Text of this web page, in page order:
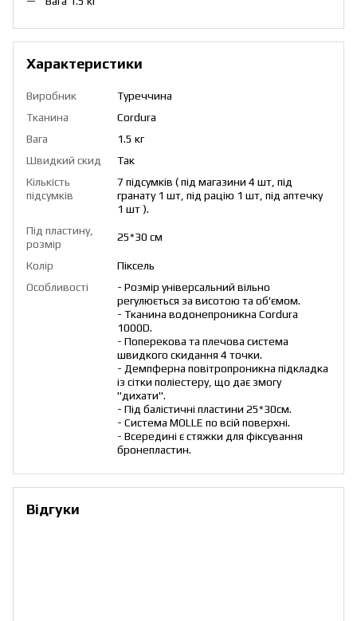
Характеристики
Виробник
Туреччина
Тканина
Cordura
Вага
1.5 кг
Швидкий скид
Так
Кількість
підсумків
7 підсумків ( під магазини 4 шт, під
гранату 1 шт, під рацію 1 шт, під аптечку
1 шт ).
Під пластину,
розмір
25*30 см
Колір
Піксель
Особливості
- Розмір універсальний вільно
регулюється за висотою та об'ємом.
- Тканина водонепроникна Cordura
1000D.
- Поперекова та плечова система
швидкого скидання 4 точки.
- Демпферна повітропроникна підкладка
із сітки поліестеру, що дає змогу
"дихати".
- Під балістичні пластини 25*30см.
- Система MOLLE по всій поверхні.
- Всередині є стяжки для фіксування
бронепластин.
Відгуки